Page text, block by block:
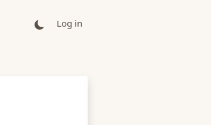
Log in